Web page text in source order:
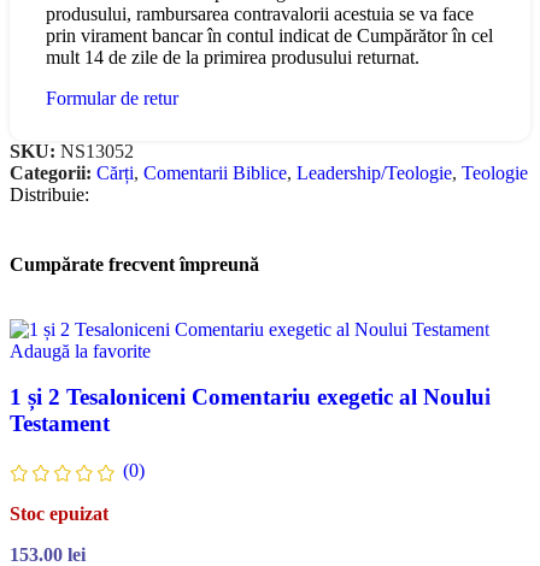
produsului, rambursarea contravalorii acestuia se va face
prin virament bancar în contul indicat de Cumpărător în cel
mult 14 de zile de la primirea produsului returnat.
Formular de retur
SKU: NS13052
Categorii: Cărți, Comentarii Biblice, Leadership/Teologie, Teologie
Distribuie:
Cumpărate frecvent împreună
Adaugă la favorite
1 și 2 Tesaloniceni Comentariu exegetic al Noului
Testament
(0)
Stoc epuizat
153.00 lei